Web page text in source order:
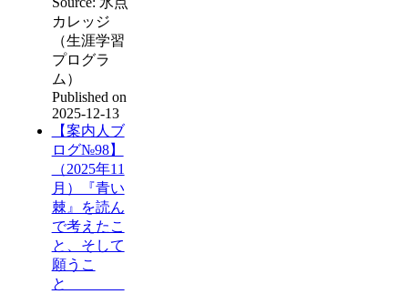
カレッジ
（生涯学習
プログラ
ム）
Published on
2025-12-13
【案内人ブ
ログ№98】
（2025年11
月）『青い
棘』を読ん
で考えたこ
と、そして
願うこ
と